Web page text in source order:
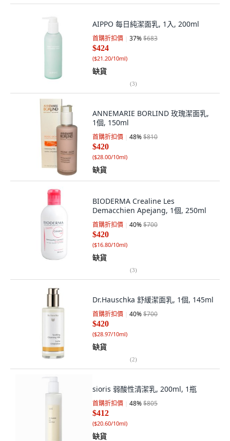
AIPPO 每日純潔面乳, 1入, 200ml
首購折扣價 37%$683
$424
($21.20/10ml)
缺貨
(3)
ANNEMARIE BORLIND 玫瑰潔面乳,
1個, 150ml
首購折扣價 48%$810
$420
($28.00/10ml)
缺貨
BIODERMA Crealine Les
Demacchien Apejang, 1個, 250ml
首購折扣價 40%$700
$420
($16.80/10ml)
缺貨
(3)
Dr.Hauschka 舒緩潔面乳, 1個, 145ml
首購折扣價 40%$700
$420
($28.97/10ml)
缺貨
(2)
sioris 弱酸性清潔乳, 200ml, 1瓶
首購折扣價 48%$805
$412
($20.60/10ml)
缺貨